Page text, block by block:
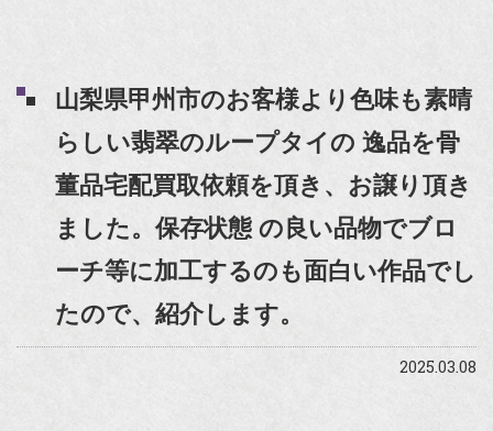
山梨県甲州市のお客様より色味も素晴
らしい翡翠のループタイの 逸品を骨
董品宅配買取依頼を頂き、お譲り頂き
ました。保存状態 の良い品物でブロ
ーチ等に加工するのも面白い作品でし
たので、紹介します。
2025.03.08